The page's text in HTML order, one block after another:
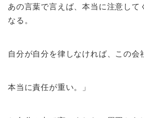
あの言葉で言えば、本当に注意して
なる。
自分が自分を律しなければ、この会
本当に責任が重い。」